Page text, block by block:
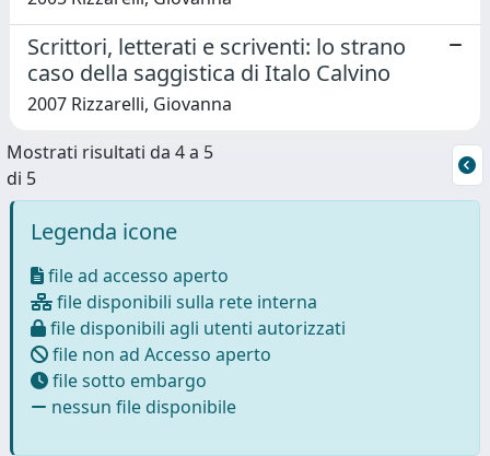
Scrittori, letterati e scriventi: lo strano
caso della saggistica di Italo Calvino
2007 Rizzarelli, Giovanna
Mostrati risultati da 4 a 5
di 5
Legenda icone
file ad accesso aperto
file disponibili sulla rete interna
file disponibili agli utenti autorizzati
file non ad Accesso aperto
file sotto embargo
nessun file disponibile